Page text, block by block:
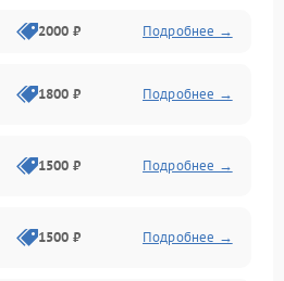
2000 ₽ Подробнее →
1800 ₽ Подробнее →
1500 ₽ Подробнее →
1500 ₽ Подробнее →